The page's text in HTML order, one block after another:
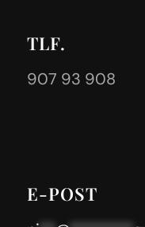
TLF.
907 93 908
E-POST